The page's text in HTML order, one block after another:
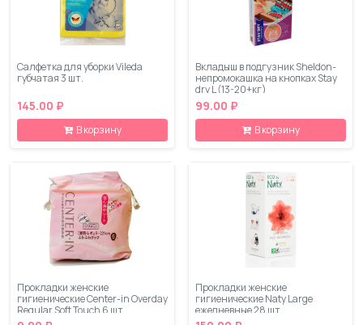
Салфетка для уборки Vileda
губчатая 3 шт.
145.00 ₽
В корзину
Вкладыш в подгузник Sheldon-
непромокашка на кнопках Stay
dry L (13-20+кг)
99.00 ₽
В корзину
Прокладки женские
гигиенические Center-in Overday
Regular Soft Touch 6 шт
Прокладки женские
гигиенические Naty Large
ежедневные 28 шт